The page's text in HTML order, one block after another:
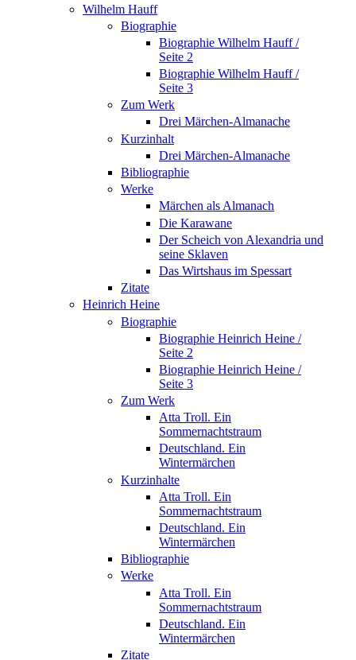
Wilhelm Hauff
Biographie
Biographie Wilhelm Hauff /
Seite 2
Biographie Wilhelm Hauff /
Seite 3
Zum Werk
Drei Märchen-Almanache
Kurzinhalt
Drei Märchen-Almanache
Bibliographie
Werke
Märchen als Almanach
Die Karawane
Der Scheich von Alexandria und
seine Sklaven
Das Wirtshaus im Spessart
Zitate
Heinrich Heine
Biographie
Biographie Heinrich Heine /
Seite 2
Biographie Heinrich Heine /
Seite 3
Zum Werk
Atta Troll. Ein
Sommernachtstraum
Deutschland. Ein
Wintermärchen
Kurzinhalte
Atta Troll. Ein
Sommernachtstraum
Deutschland. Ein
Wintermärchen
Bibliographie
Werke
Atta Troll. Ein
Sommernachtstraum
Deutschland. Ein
Wintermärchen
Zitate